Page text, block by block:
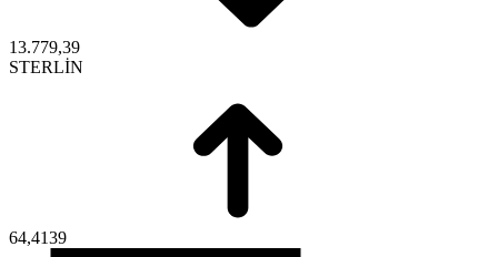
13.779,39
STERLİN
64,4139